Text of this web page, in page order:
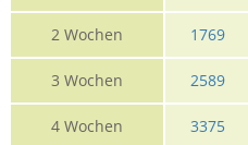
2 Wochen 1769
3 Wochen 2589
4 Wochen 3375